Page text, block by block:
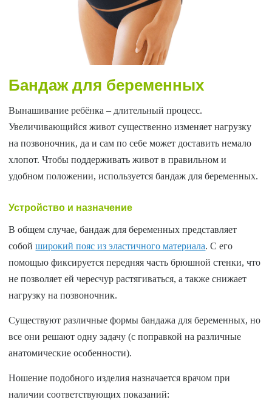
Бандаж для беременных
Вынашивание ребёнка – длительный процесс.
Увеличивающийся живот существенно изменяет нагрузку
на позвоночник, да и сам по себе может доставить немало
хлопот. Чтобы поддерживать живот в правильном и
удобном положении, используется бандаж для беременных.
Устройство и назначение
В общем случае, бандаж для беременных представляет
собойширокий пояс из эластичного материала. С его
помощью фиксируется передняя часть брюшной стенки, что
не позволяет ей чересчур растягиваться, а также снижает
нагрузку на позвоночник.
Существуют различные формы бандажа для беременных, но
все они решают одну задачу (с поправкой на различные
анатомические особенности).
Ношение подобного изделия назначается врачом при
наличии соответствующих показаний: